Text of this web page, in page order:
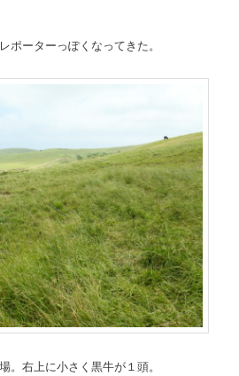
ポーターっぽくなってきた。
。右上に小さく黒牛が１頭。